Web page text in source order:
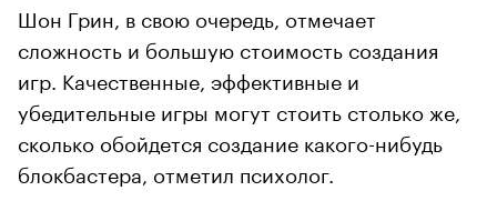
Шон Грин, в свою очередь, отмечает
сложность и большую стоимость создания
игр. Качественные, эффективные и
убедительные игры могут стоить столько же,
сколько обойдется создание какого-нибудь
блокбастера, отметил психолог.